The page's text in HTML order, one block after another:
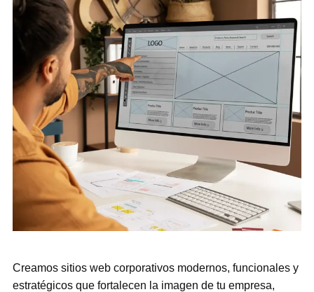
Creamos sitios web corporativos modernos, funcionales y
estratégicos que fortalecen la imagen de tu empresa,